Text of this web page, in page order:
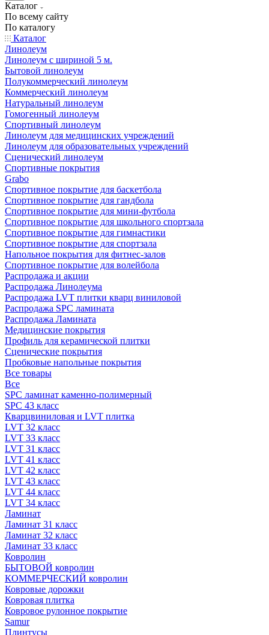
Каталог
По всему сайту
По каталогу
Каталог
Линолеум
Линолеум с шириной 5 м.
Бытовой линолеум
Полукоммерческий линолеум
Коммерческий линолеум
Натуральный линолеум
Гомогенный линолеум
Спортивный линолеум
Линолеум для медицинских учреждений
Линолеум для образовательных учреждений
Сценический линолеум
Спортивные покрытия
Grabo
Спортивное покрытие для баскетбола
Спортивное покрытие для гандбола
Спортивное покрытие для мини-футбола
Спортивное покрытие для школьного спортзала
Спортивное покрытие для гимнастики
Спортивное покрытие для спортзала
Напольное покрытия для фитнес-залов
Спортивное покрытие для волейбола
Распродажа и акции
Распродажа Линолеума
Распродажа LVT плитки кварц виниловой
Распродажа SPC ламината
Распродажа Ламината
Медицинские покрытия
Профиль для керамической плитки
Сценические покрытия
Пробковые напольные покрытия
Все товары
Все
SPC ламинат каменно-полимерный
SPC 43 класс
Кварцвиниловая и LVT плитка
LVT 32 класс
LVT 33 класс
LVT 31 класс
LVT 41 класс
LVT 42 класс
LVT 43 класс
LVT 44 класс
LVT 34 класс
Ламинат
Ламинат 31 класс
Ламинат 32 класс
Ламинат 33 класс
Ковролин
БЫТОВОЙ ковролин
КОММЕРЧЕСКИЙ ковролин
Ковровые дорожки
Ковровая плитка
Ковровое рулонное покрытие
Samur
Плинтусы